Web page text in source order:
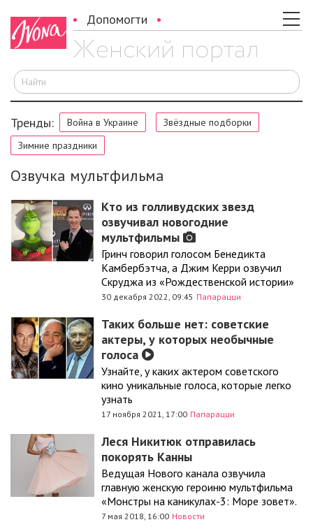
Допомогти
Тренды: Война в Украине
Звёздные подборки
Зимние праздники
Озвучка мультфильма
Кто из голливудских звезд
озвучивал новогодние
мультфильмы
Гринч говорил голосом Бенедикта
Камбербэтча, а Джим Керри озвучил
Скруджа из «Рождественской истории»
30 декабря 2022, 09:45 Папарацци
Таких больше нет: советские
актеры, у которых необычные
голоса
Узнайте, у каких актером советского
кино уникальные голоса, которые легко
узнать
17 ноября 2021, 17:00 Папарацци
Леся Никитюк отправилась
покорять Канны
Ведущая Нового канала озвучила
главную женскую героиню мультфильма
«Монстры на каникулах-3: Море зовет».
7 мая 2018, 16:00 Новости